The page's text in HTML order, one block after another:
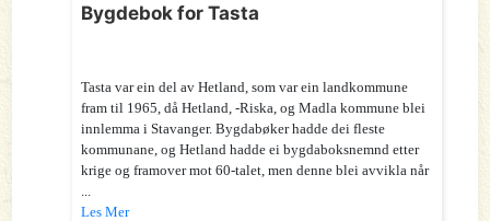
Bygdebok for Tasta
Tasta var ein del av Hetland, som var ein landkommune
fram til 1965, då Hetland, -Riska, og Madla kommune blei
innlemma i Stavanger. Bygdabøker hadde dei fleste
kommunane, og Hetland hadde ei bygdaboksnemnd etter
krige og framover mot 60-talet, men denne blei avvikla når
Les Mer